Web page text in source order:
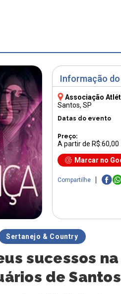
Informação
Associação
Santos, SP
Datas do evento
Preço:
A partir de R$:60,00
Marcar no
Compartilhe
Sertanejo & Country
sucessos
de Santos